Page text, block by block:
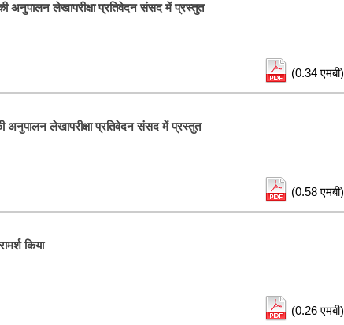
अनुपालन लेखापरीक्षा प्रतिवेदन संसद में प्रस्तुत
(0.34 एमबी)
अनुपालन लेखापरीक्षा प्रतिवेदन संसद में प्रस्तुत
(0.58 एमबी)
किया
(0.26 एमबी)